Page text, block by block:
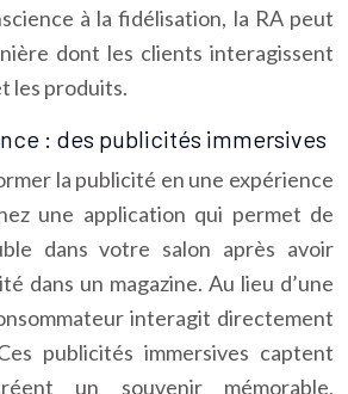
à la fidélisation, la RA peut
dont les clients interagissent
les produits.
: des publicités immersives
la publicité en une expérience
une application qui permet de
dans votre salon après avoir
dans un magazine. Au lieu d’une
interagit directement
publicités immersives captent
un souvenir mémorable,